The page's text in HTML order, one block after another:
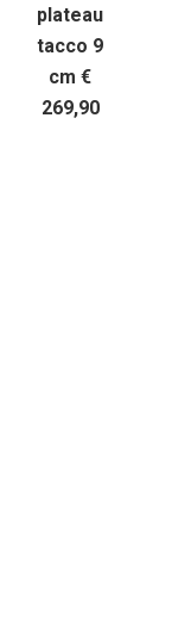
plateau
tacco 9
cm €
269,90